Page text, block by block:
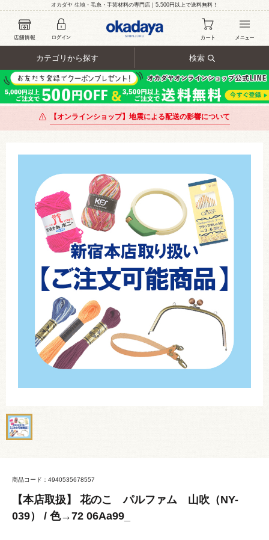
オカダヤ 生地・毛糸・手芸材料の専門店｜5,500円以上で送料無料！
カテゴリから探す 検索
【オンラインショップ】地震による配送の影響について
商品コード：4940535678557
【本店取扱】 花のこ パルファム 山吹（NY-
039） / 色→72 06Aa99_